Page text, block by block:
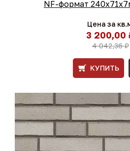
NF-формат
Цена за
3 200,00
4 042,36 ₽
КУПИТЬ